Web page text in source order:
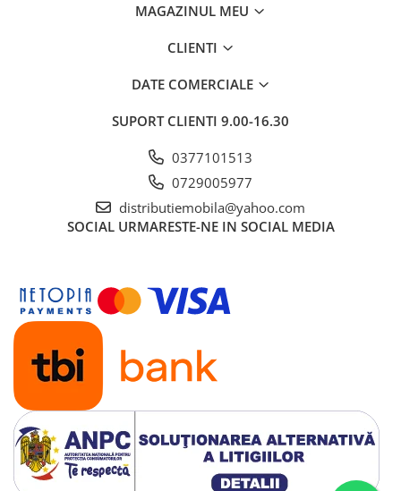
MAGAZINUL MEU
CLIENTI
DATE COMERCIALE
SUPORT CLIENTI 9.00-16.30
0377101513
0729005977
distributiemobila@yahoo.com
SOCIAL URMARESTE-NE IN SOCIAL MEDIA